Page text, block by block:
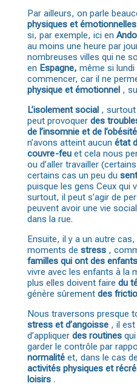
Par ailleurs, on parle
physiques et émotionnelles
si, par exemple, ici en
au moins une heure par
nombreuses villes qui ne
en Espagne, même si
commencer, car il ne
physique et émotionnel ,
L’isolement social , surtout
peut provoquer des
de l’insomnie et de l’obésité
n’avons atteint aucun état
couvre-feuet cela nous
ou d’aller travailler
certains cas un peu du
puisque les gens Ceux qui
surtout, il peut s’agir de
peuvent avoir une vie
dans la rue.
Ensuite, il y a un autre
moments de stress,
familles qui ont des
vivre avec les enfants à la
plus elles doivent faire du
génère sûrement des
Nous traversons presque
stress et d’angoisse, il est
d’appliquer des routinesqui
garder le contrôle par
normalitéet, dans le cas
activités physiques et
loisirs.